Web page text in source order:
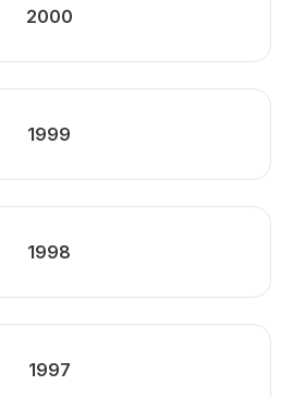
2000
1999
1998
1997